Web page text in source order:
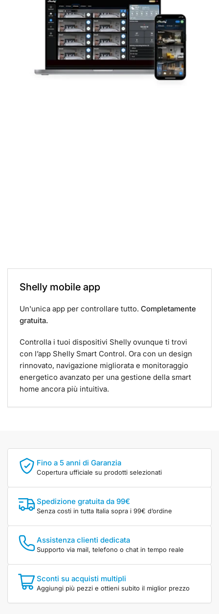
Shelly mobile app
Un'unica app per controllare tutto. Completamente
gratuita.
Controlla i tuoi dispositivi Shelly ovunque ti trovi
con l’app Shelly Smart Control. Ora con un design
rinnovato, navigazione migliorata e monitoraggio
energetico avanzato per una gestione della smart
home ancora più intuitiva.
Fino a 5 anni di Garanzia
Copertura ufficiale su prodotti selezionati
Spedizione gratuita da 99€
Senza costi in tutta Italia sopra i 99€ d’ordine
Assistenza clienti dedicata
Supporto via mail, telefono o chat in tempo reale
Sconti su acquisti multipli
Aggiungi più pezzi e ottieni subito il miglior prezzo